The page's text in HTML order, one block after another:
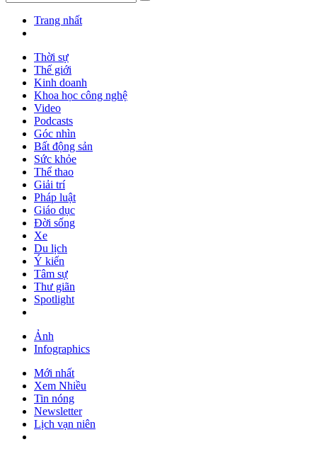
Trang nhất
Thời sự
Thế giới
Kinh doanh
Khoa học công nghệ
Video
Podcasts
Góc nhìn
Bất động sản
Sức khỏe
Thể thao
Giải trí
Pháp luật
Giáo dục
Đời sống
Xe
Du lịch
Ý kiến
Tâm sự
Thư giãn
Spotlight
Ảnh
Infographics
Mới nhất
Xem Nhiều
Tin nóng
Newsletter
Lịch vạn niên